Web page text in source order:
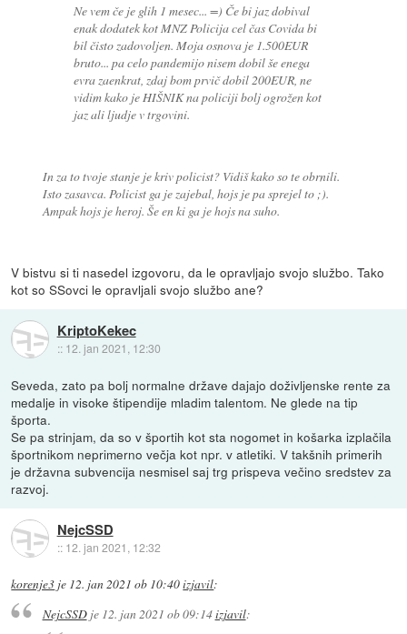
Ne vem če je glih 1 mesec... =) Če bi jaz dobival
enak dodatek kot MNZ Policija cel čas Covida bi
bil čisto zadovoljen. Moja osnova je 1.500EUR
bruto... pa celo pandemijo nisem dobil še enega
evra zaenkrat, zdaj bom prvič dobil 200EUR, ne
vidim kako je HIŠNIK na policiji bolj ogrožen kot
jaz ali ljudje v trgovini.
In za to tvoje stanje je kriv policist? Vidiš kako so te obrnili.
Isto zasavca. Policist ga je zajebal, hojs je pa sprejel to ;).
Ampak hojs je heroj. Še en ki ga je hojs na suho.
V bistvu si ti nasedel izgovoru, da le opravljajo svojo službo. Tako
kot so SSovci le opravljali svojo službo ane?
KriptoKekec
:: 12. jan 2021, 12:30
Seveda, zato pa bolj normalne države dajajo doživljenske rente za
medalje in visoke štipendije mladim talentom. Ne glede na tip
športa.
Se pa strinjam, da so v športih kot sta nogomet in košarka izplačila
športnikom neprimerno večja kot npr. v atletiki. V takšnih primerih
je državna subvencija nesmisel saj trg prispeva večino sredstev za
razvoj.
NejcSSD
:: 12. jan 2021, 12:32
korenje3 je 12. jan 2021 ob 10:40izjavil:
NejcSSDje 12. jan 2021 ob 09:14izjavil: